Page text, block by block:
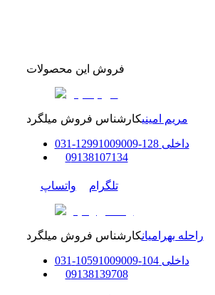
فروش این محصولات
مریم امینیکارشناس فروش میلگرد
داخلی128-129
91009009
-
031
09138107134
تلگرام واتساپ
راحله بهرامیانکارشناس فروش میلگرد
داخلی104-105
91009009
-
031
09138139708